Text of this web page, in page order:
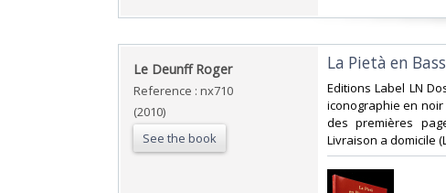
‎Le Deunff Roger‎
Reference : nx710
(2010)
See the book
‎La Pietà en
‎Editions Label LN
iconographie en
des premières
Livraison a domicile